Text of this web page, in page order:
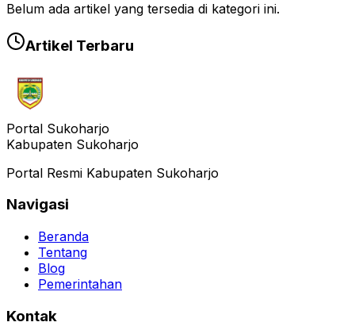
Belum ada artikel yang tersedia di kategori ini.
Artikel Terbaru
Portal Sukoharjo
Kabupaten Sukoharjo
Portal Resmi Kabupaten Sukoharjo
Navigasi
Beranda
Tentang
Blog
Pemerintahan
Kontak